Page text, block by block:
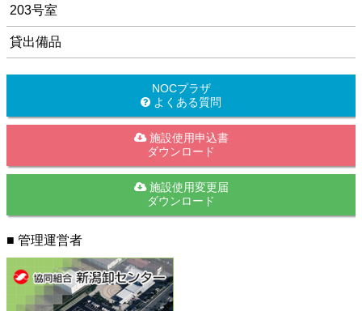
203号室
貸出備品
NOCプラザ
よくある質問
施設使用申込書
ダウンロード
施設使用変更届
ダウンロード
■ 管理運営者